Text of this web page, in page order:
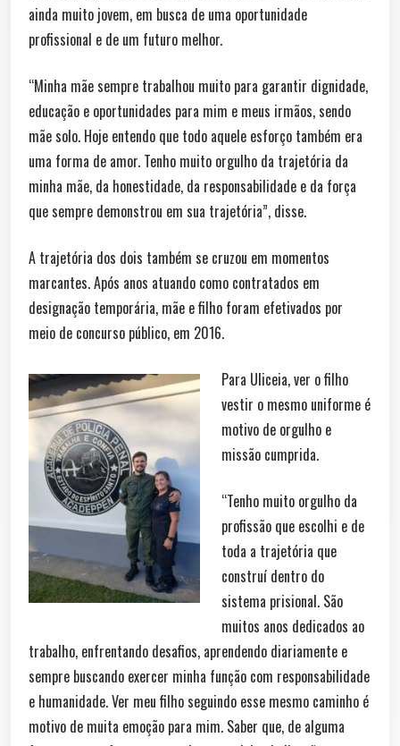
ainda muito jovem, em busca de uma oportunidade
profissional e de um futuro melhor.
“Minha mãe sempre trabalhou muito para garantir dignidade,
educação e oportunidades para mim e meus irmãos, sendo
mãe solo. Hoje entendo que todo aquele esforço também era
uma forma de amor. Tenho muito orgulho da trajetória da
minha mãe, da honestidade, da responsabilidade e da força
que sempre demonstrou em sua trajetória”, disse.
A trajetória dos dois também se cruzou em momentos
marcantes. Após anos atuando como contratados em
designação temporária, mãe e filho foram efetivados por
meio de concurso público, em 2016.
Para Uliceia, ver o filho
vestir o mesmo uniforme é
motivo de orgulho e
missão cumprida.
“Tenho muito orgulho da
profissão que escolhi e de
toda a trajetória que
construí dentro do
sistema prisional. São
muitos anos dedicados ao
trabalho, enfrentando desafios, aprendendo diariamente e
sempre buscando exercer minha função com responsabilidade
e humanidade. Ver meu filho seguindo esse mesmo caminho é
motivo de muita emoção para mim. Saber que, de alguma